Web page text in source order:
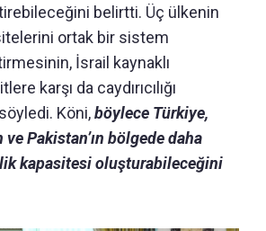
belirtti. Üç ülkenin
ortak bir sistem
İsrail kaynaklı
karşı da caydırıcılığı
Köni,böylece Türkiye,
Pakistan’ın bölgede daha
kapasitesi oluşturabileceğini